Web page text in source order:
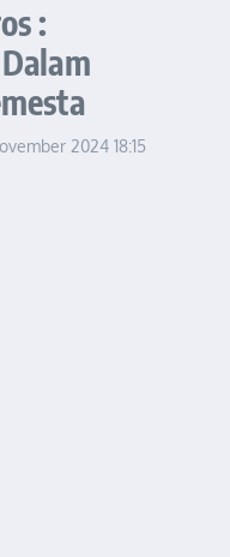
:
2024 18:15